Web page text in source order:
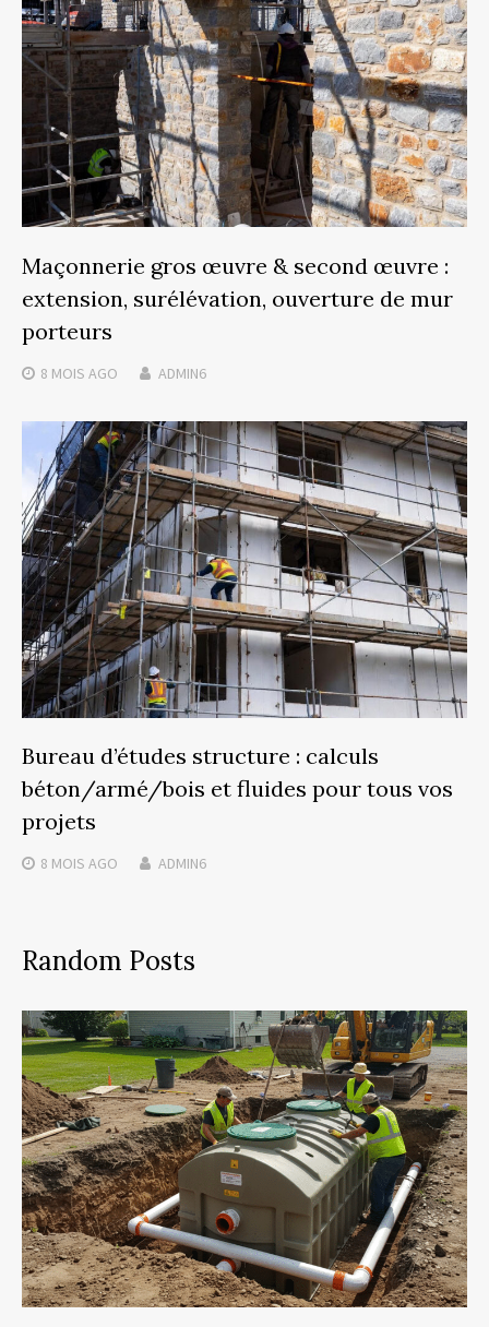
Maçonnerie gros œuvre & second œuvre :
extension, surélévation, ouverture de mur
porteurs
8 MOIS AGO ADMIN6
Bureau d’études structure : calculs
béton/armé/bois et fluides pour tous vos
projets
8 MOIS AGO ADMIN6
Random Posts